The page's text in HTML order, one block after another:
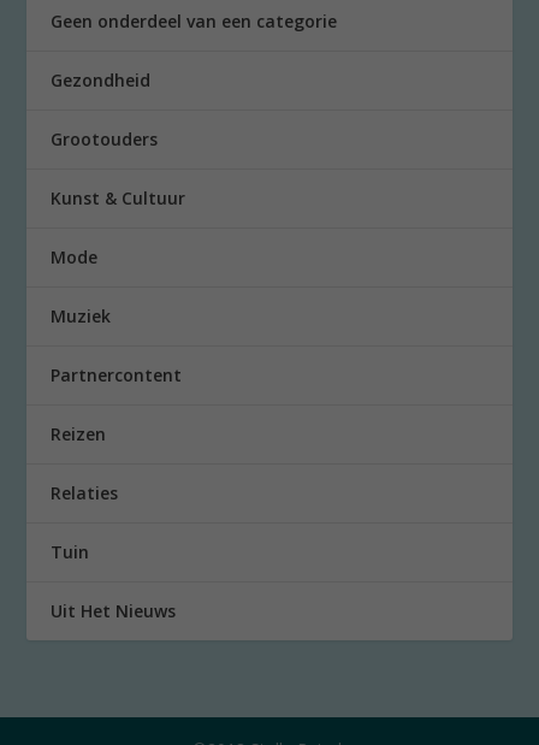
Geen onderdeel van een categorie
Gezondheid
Grootouders
Kunst & Cultuur
Mode
Muziek
Partnercontent
Reizen
Relaties
Tuin
Uit Het Nieuws